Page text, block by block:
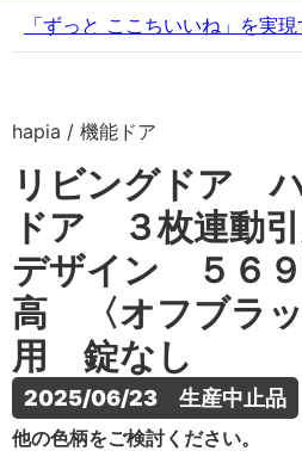
「ずっと ここちいいね」を実
hapia / 機能ドア
リビングドア
ドア ３枚連動
デザイン ５６
高 〈オフブラ
用 錠なし
2025/06/23　生産中止品
他の色柄をご検討ください。